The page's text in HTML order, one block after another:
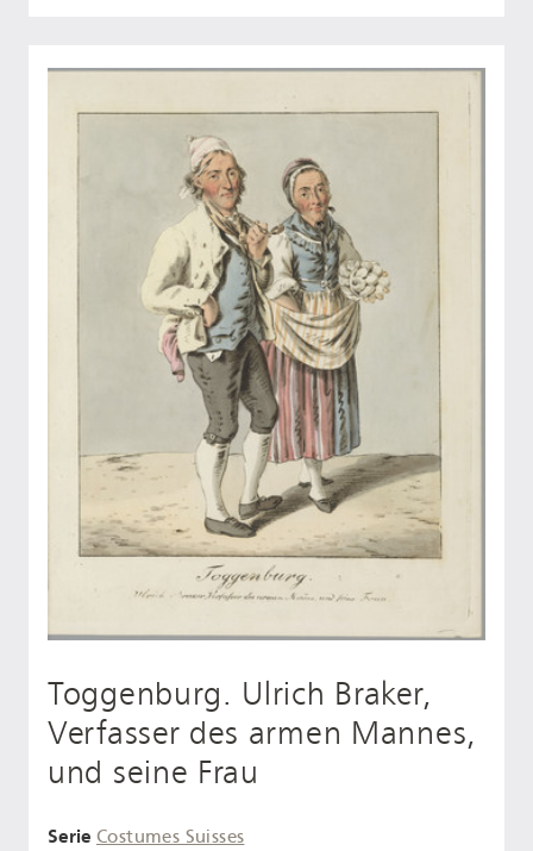
Toggenburg. Ulrich Braker,
Verfasser des armen Mannes,
und seine Frau
Serie Costumes Suisses